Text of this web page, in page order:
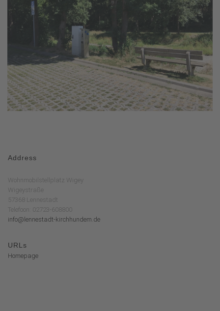
Address
Wohnmobilstellplatz Wigey
Wigeystraße
57368 Lennestadt
Telefoon: 02723-608800
info@lennestadt-kirchhundem.de
URLs
Homepage